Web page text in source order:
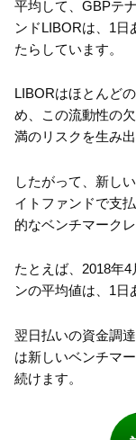
平均して、GBPテ
ンドLIBORは、1日
たらしています。
LIBORはほとんど
め、この流動性の
満のリスクを生み出
したがって、新し
イトファンドで支
的なベンチマーク
たとえば、2018年
ンの平均値は、1日
翌日払いの資金調
は新しいベンチマ
続けます。